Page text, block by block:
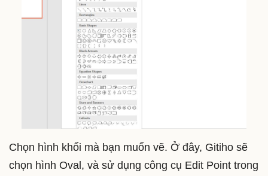
Chọn hình khối mà bạn muốn vẽ. Ở đây, Gitiho sẽ
chọn hình Oval, và sử dụng công cụ Edit Point trong